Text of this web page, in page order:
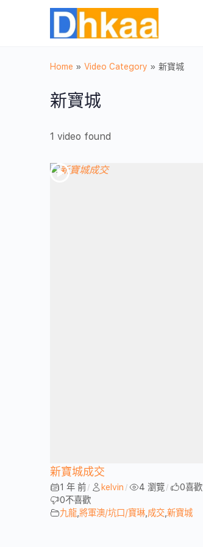
Home » Video Category » 新寶城
新寶城
1 video found
新寶城成交
1 年 前 / kelvin / 4 瀏覽 / 0喜歡
0不喜歡
九龍,將軍澳/坑口/寶琳,成交,新寶城